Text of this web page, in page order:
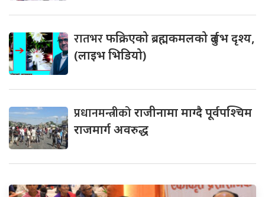
रातभरफक्रिएको ब्रह्मकमलको दुर्लभ दृश्य,
(लाइभ भिडियो)
प्रधानमन्त्रीकोराजीनामा माग्दै पूर्वपश्चिम
राजमार्ग अवरुद्ध